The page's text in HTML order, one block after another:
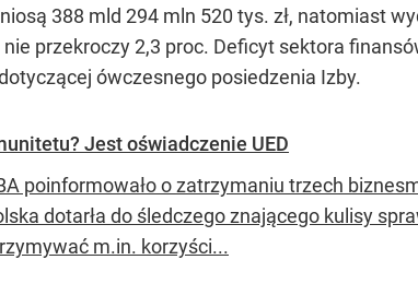
388 mld 294 mln 520 tys. zł, natomiast
przekroczy 2,3 proc. Deficyt sektora
ówczesnego posiedzenia Izby.
Jest oświadczenie UED
poinformowało o zatrzymaniu trzech
dotarła do śledczego znającego kulisy
m.in. korzyści...